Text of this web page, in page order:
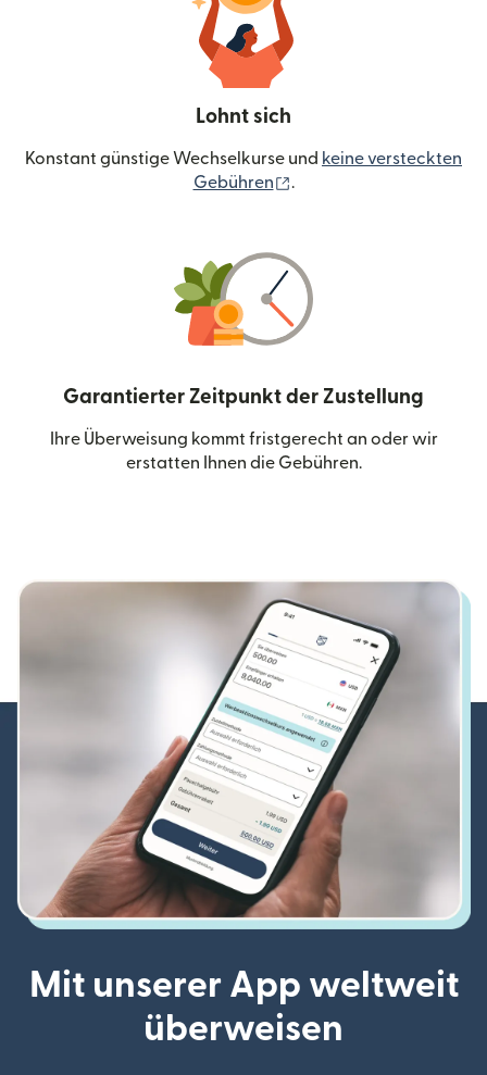
Lohnt sich
Konstant günstige Wechselkurse und keine versteckten
Gebühren
.
Garantierter Zeitpunkt der Zustellung
Ihre Überweisung kommt fristgerecht an oder wir
erstatten Ihnen die Gebühren.
Mit unserer App weltweit
überweisen